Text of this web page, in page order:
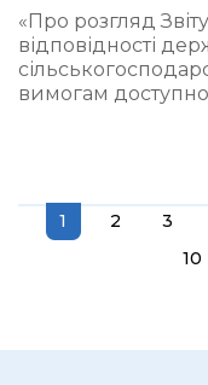
«Про розгляд
відповідності
вимогам
1 2 3
10